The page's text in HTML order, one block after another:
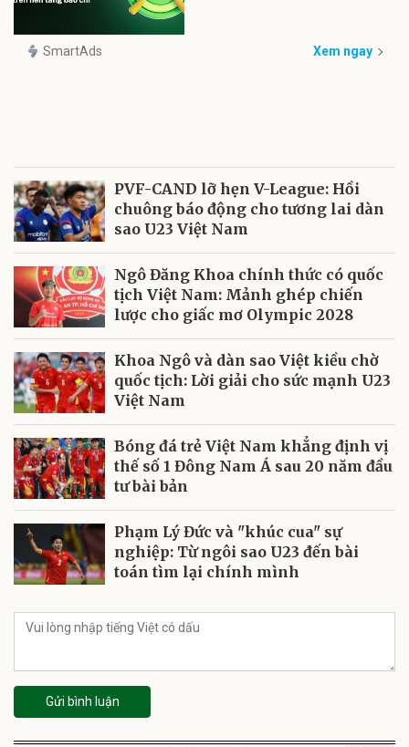
SmartAds Xem ngay
PVF-CAND lỡ hẹn V-League: Hồi
chuông báo động cho tương lai dàn
sao U23 Việt Nam
Ngô Đăng Khoa chính thức có quốc
tịch Việt Nam: Mảnh ghép chiến
lược cho giấc mơ Olympic 2028
Khoa Ngô và dàn sao Việt kiều chờ
quốc tịch: Lời giải cho sức mạnh U23
Việt Nam
Bóng đá trẻ Việt Nam khẳng định vị
thế số 1 Đông Nam Á sau 20 năm đầu
tư bài bản
Phạm Lý Đức và "khúc cua" sự
nghiệp: Từ ngôi sao U23 đến bài
toán tìm lại chính mình
Gửi bình luận